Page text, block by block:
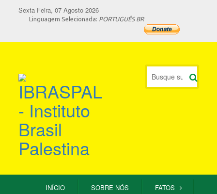
Sexta Feira, 07 Agosto 2026
Linguagem Selecionada: PORTUGUÊS BR
INÍCIO SOBRE NÓS FATOS